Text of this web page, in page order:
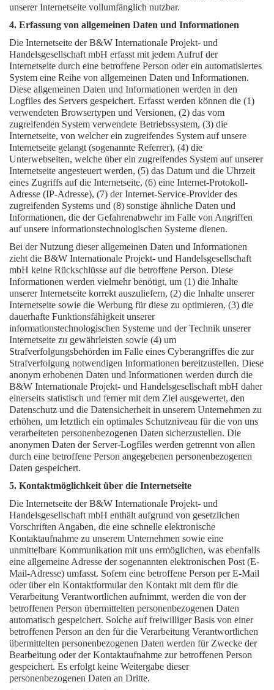
unserer Internetseite vollumfänglich nutzbar.
4. Erfassung von allgemeinen Daten und Informationen
Die Internetseite der B&W Internationale Projekt- und
Handelsgesellschaft mbH erfasst mit jedem Aufruf der
Internetseite durch eine betroffene Person oder ein automatisiertes
System eine Reihe von allgemeinen Daten und Informationen.
Diese allgemeinen Daten und Informationen werden in den
Logfiles des Servers gespeichert. Erfasst werden können die (1)
verwendeten Browsertypen und Versionen, (2) das vom
zugreifenden System verwendete Betriebssystem, (3) die
Internetseite, von welcher ein zugreifendes System auf unsere
Internetseite gelangt (sogenannte Referrer), (4) die
Unterwebseiten, welche über ein zugreifendes System auf unserer
Internetseite angesteuert werden, (5) das Datum und die Uhrzeit
eines Zugriffs auf die Internetseite, (6) eine Internet-Protokoll-
Adresse (IP-Adresse), (7) der Internet-Service-Provider des
zugreifenden Systems und (8) sonstige ähnliche Daten und
Informationen, die der Gefahrenabwehr im Falle von Angriffen
auf unsere informationstechnologischen Systeme dienen.
Bei der Nutzung dieser allgemeinen Daten und Informationen
zieht die B&W Internationale Projekt- und Handelsgesellschaft
mbH keine Rückschlüsse auf die betroffene Person. Diese
Informationen werden vielmehr benötigt, um (1) die Inhalte
unserer Internetseite korrekt auszuliefern, (2) die Inhalte unserer
Internetseite sowie die Werbung für diese zu optimieren, (3) die
dauerhafte Funktionsfähigkeit unserer
informationstechnologischen Systeme und der Technik unserer
Internetseite zu gewährleisten sowie (4) um
Strafverfolgungsbehörden im Falle eines Cyberangriffes die zur
Strafverfolgung notwendigen Informationen bereitzustellen. Diese
anonym erhobenen Daten und Informationen werden durch die
B&W Internationale Projekt- und Handelsgesellschaft mbH daher
einerseits statistisch und ferner mit dem Ziel ausgewertet, den
Datenschutz und die Datensicherheit in unserem Unternehmen zu
erhöhen, um letztlich ein optimales Schutzniveau für die von uns
verarbeiteten personenbezogenen Daten sicherzustellen. Die
anonymen Daten der Server-Logfiles werden getrennt von allen
durch eine betroffene Person angegebenen personenbezogenen
Daten gespeichert.
5. Kontaktmöglichkeit über die Internetseite
Die Internetseite der B&W Internationale Projekt- und
Handelsgesellschaft mbH enthält aufgrund von gesetzlichen
Vorschriften Angaben, die eine schnelle elektronische
Kontaktaufnahme zu unserem Unternehmen sowie eine
unmittelbare Kommunikation mit uns ermöglichen, was ebenfalls
eine allgemeine Adresse der sogenannten elektronischen Post (E-
Mail-Adresse) umfasst. Sofern eine betroffene Person per E-Mail
oder über ein Kontaktformular den Kontakt mit dem für die
Verarbeitung Verantwortlichen aufnimmt, werden die von der
betroffenen Person übermittelten personenbezogenen Daten
automatisch gespeichert. Solche auf freiwilliger Basis von einer
betroffenen Person an den für die Verarbeitung Verantwortlichen
übermittelten personenbezogenen Daten werden für Zwecke der
Bearbeitung oder der Kontaktaufnahme zur betroffenen Person
gespeichert. Es erfolgt keine Weitergabe dieser
personenbezogenen Daten an Dritte.